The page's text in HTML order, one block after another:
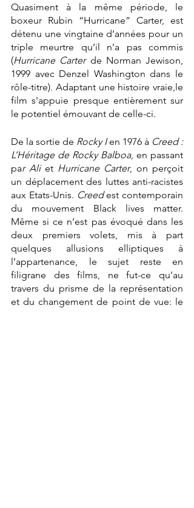
Quasiment à la même période, le
boxeur Rubin “Hurricane” Carter, est
détenu une vingtaine d’années pour un
triple meurtre qu’il n’a pas commis
(Hurricane Carter de Norman Jewison,
1999 avec Denzel Washington dans le
rôle-titre). Adaptant une histoire vraie,le
film s'appuie presque entièrement sur
le potentiel émouvant de celle-ci.
De la sortie de Rocky I en 1976 à Creed :
L’Héritage de Rocky Balboa, en passant
par Ali et Hurricane Carter, on perçoit
un déplacement des luttes anti-racistes
aux Etats-Unis. Creed est contemporain
du mouvement Black lives matter.
Même si ce n’est pas évoqué dans les
deux premiers volets, mis à part
quelques allusions elliptiques à
l’appartenance, le sujet reste en
filigrane des films, ne fut-ce qu’au
travers du prisme de la représentation
et du changement de point de vue: le